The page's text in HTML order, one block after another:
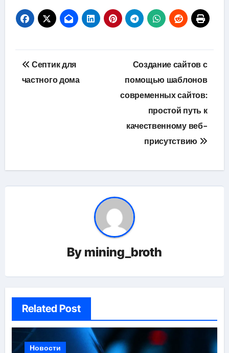
Навигация
по
Септик для
частного дома
Создание сайтов с
помощью шаблонов
современных сайтов:
простой путь к
качественному веб-
присутствию
By mining_broth
Related Post
Новости